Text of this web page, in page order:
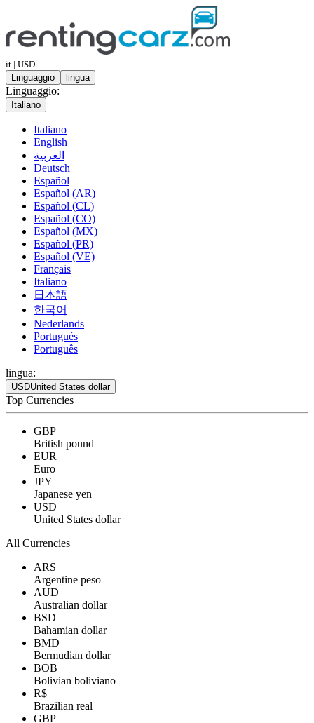
it | USD
Linguaggio
lingua
Linguaggio:
Italiano
Italiano
English
العربية
Deutsch
Español
Español (AR)
Español (CL)
Español (CO)
Español (MX)
Español (PR)
Español (VE)
Français
Italiano
日本語
한국어
Nederlands
Portugués
Português
lingua:
USDUnited States dollar
Top Currencies
GBP
British pound
EUR
Euro
JPY
Japanese yen
USD
United States dollar
All Currencies
ARS
Argentine peso
AUD
Australian dollar
BSD
Bahamian dollar
BMD
Bermudian dollar
BOB
Bolivian boliviano
R$
Brazilian real
GBP